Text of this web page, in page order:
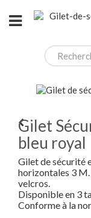
Gilet
bleu royal
Gilet de sécurité
horizontales 3
velcros.
Disponible en 3
Conforme à la